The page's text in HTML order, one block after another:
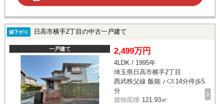
値下がり 日高市横手2丁目の中古一戸建て
一戸建て 2,499万円
4LDK / 1995年
埼玉県日高市横手2丁目
西武秩父線 飯能 バス14分停歩5
分
建物面積 121.93㎡